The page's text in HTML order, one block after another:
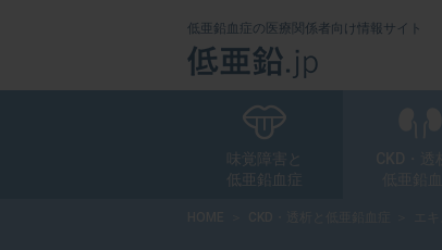
低亜鉛血症の医療関係者向け情報サイト
味覚障害と
低亜鉛血症